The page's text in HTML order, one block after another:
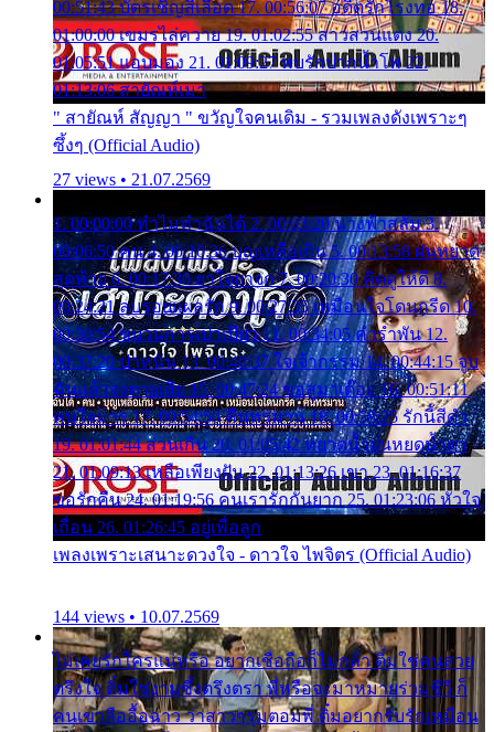
00:51:43 บัตรเชิญสีเลือด 17. 00:56:07 อดีตรักโรงทอ 18.
01:00:00 เขมรไล่ควาย 19. 01:02:55 สาวสวนแตง 20.
01:05:51 แอบมอง 21. 01:09:27 พบรักปากน้ำโพ 22.
01:13:06 สายัณห์เมา
" สายัณห์ สัญญา " ขวัญใจคนเดิม - รวมเพลงดังเพราะๆ
ซึ้งๆ (Official Audio)
27 views • 21.07.2569
1. 00:00:00 ทำไมทำฉันได้ 2. 00:03:20 นางฟ้าสลัม 3.
00:06:50 คน 4. 00:10:36 บุญเหลือเกิน 5. 00:13:58 ฝนหยาด
สุดท้าย 6. 00:17:30 ยาใจยาจก 7. 00:20:30 คิดดูให้ดี 8.
00:24:21 ลบรอยแผลรัก 9. 00:27:35 เหมือนใจโดนกรีด 10.
00:30:54 ขบวนการเปาเปียว 11. 00:34:05 คำรำพัน 12.
00:37:20 ปาหนัน 13. 00:40:37 ใจเจ้ากรรม 14. 00:44:15 จูบ
ฉันแล้วจงตายเสีย 15. 00:47:24 ขอสูมาเต๊อะ 16. 00:51:11
คนใจมาร 17. 00:54:50 คืนทรมาน 18. 00:58:25 รักนี้สีดำ
19. 01:01:44 ส่วนเกิน 20. 01:05:42 หยาดน้ำฝนหยดน้ำตา
21. 01:09:13 เหลือเพียงฝัน 22. 01:13:26 เขา 23. 01:16:37
ขอรักคืน 24. 01:19:56 คนเรารักกันยาก 25. 01:23:06 หัวใจ
เถื่อน 26. 01:26:45 อยู่เพื่อลูก
เพลงเพราะเสนาะดวงใจ - ดาวใจ ไพจิตร (Official Audio)
144 views • 10.07.2569
ไม่เคยรักใครแน่หรือ อยากเชื่อถือก็ไม่กล้า ติ๋มใช่คนสวย
ตรึงใจ ติ๋มใช่งามซึ้งตรึงตรา พี่หรือจะมาหมายร่วมชีวี ก็
คนเขาลืออื้อฉาว ว่าสาวๆรุมตอมพี่ ติ๋มอยากรับรักเหมือน